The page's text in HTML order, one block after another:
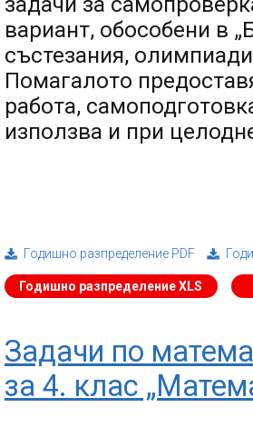
вариант, обособени в
състезания,
Помагалото
работа,
използва и при
Годишно разпределение PDF
Годишно разпределение XLS
Задачи по
за 4. клас